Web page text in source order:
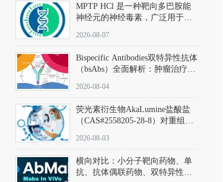
MPTP HCl 是一种靶向多巴胺能
神经元的神经毒素，广泛用于构
以盐酸盐形式存在，可触发线粒
体介导的神经元凋亡。其经典应
用即为选择性损毁中脑黑质致密
部多巴胺能神经元，从而可靠模
拟帕金森病的核心病理与行为表
2026-08-07
Bispecific Antibodies双特异性抗体
（bsAbs）全面解析：肿瘤治疗的
2026-08-04
荧光素衍生物AkaLumine盐酸盐
（CAS#2558205-28-8）对重组萤
数（Km）为2.06 μM；其近红外
发光特性赋予优异的组织穿透能
力，大幅增强成像信噪比，从而
实现活体动物模型中极低给药剂
2026-08-03
横向对比：小分子靶向药物、单
抗、抗体偶联药物、双特异性抗